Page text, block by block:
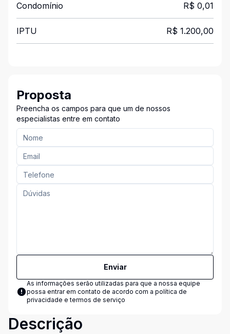
Condomínio R$ 0,01
IPTU R$ 1.200,00
Proposta
Preencha os campos para que um de nossos
especialistas entre em contato
Enviar
As informações serão utilizadas para que a nossa equipe
possa entrar em contato de acordo com a política de
privacidade e termos de serviço
Descrição